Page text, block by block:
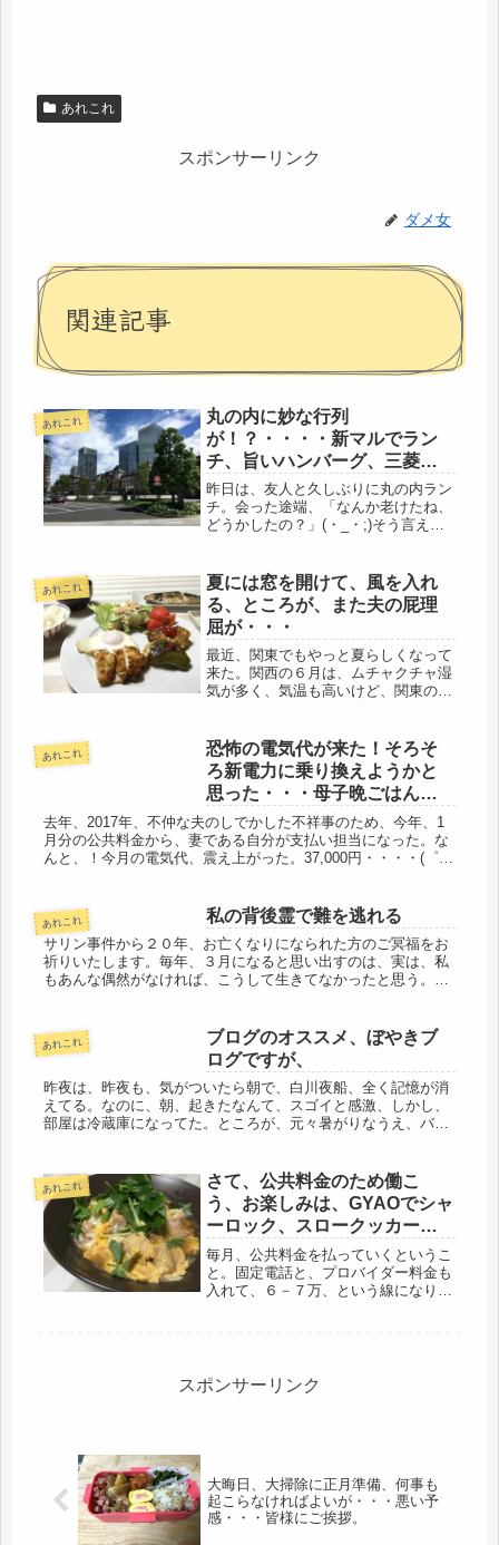
あれこれ
スポンサーリンク
ダメ女
関連記事
あれこれ
丸の内に妙な行列
が！？・・・・新マルでラン
チ、旨いハンバーグ、三菱一
号館散歩、お金の話、そんな
利回りいいのがあるのだ
な・・・。
昨日は、友人と久しぶりに丸の内ラン
チ。会った途端、「なんか老けたね、
どうかしたの？」(・_・;)そう言え
てた。痩せて、血圧下げたんだ～と言
うと、「年寄りになると、痩せるの
も...
あれこれ
夏には窓を開けて、風を入れ
る、ところが、また夫の屁理
屈が・・・
最近、関東でもやっと夏らしくなって
来た。関西の６月は、ムチャクチャ湿
気が多く、気温も高いけど、関東の６
関東も、かなり暑くなってきた。それ
で、家にいる時は、窓と言う窓を開け
て...
あれこれ
恐怖の電気代が来た！そろそ
ろ新電力に乗り換えようかと
思った・・・母子晩ごはんは
刺身盛りｗｗ
去年、2017年、不仲な夫のしでかした不祥事のため、今年、1
月分の公共料金から、妻である自分が支払い担当になった。な
んと、！今月の電気代、震え上がった。37,000円・・・・(゜
あれこれ 私の背後霊で難を逃れる
サリン事件から２０年、お亡くなりになられた方のご冥福をお
祈りいたします。毎年、３月になると思い出すのは、実は、私
もあんな偶然がなければ、こうして生きてなかったと思う。２
あれこれ
ブログのオススメ、ぼやきブ
ログですが、
昨夜は、昨夜も、気がついたら朝で、白川夜船、全く記憶が消
えてる。なのに、朝、起きたなんて、スゴイと感激、しかし、
部屋は冷蔵庫になってた。ところが、元々暑がりなうえ、バセ
あれこれ
さて、公共料金のため働こ
う、お楽しみは、GYAOでシャ
ーロック、スロークッカーだ
♬
毎月、公共料金を払っていくというこ
と。固定電話と、プロバイダー料金も
入れて、６－７万、という線になりそ
無...
スポンサーリンク
大晦日、大掃除に正月準備、何事も
起こらなければよいが・・・悪い予
感・・・皆様にご挨拶。